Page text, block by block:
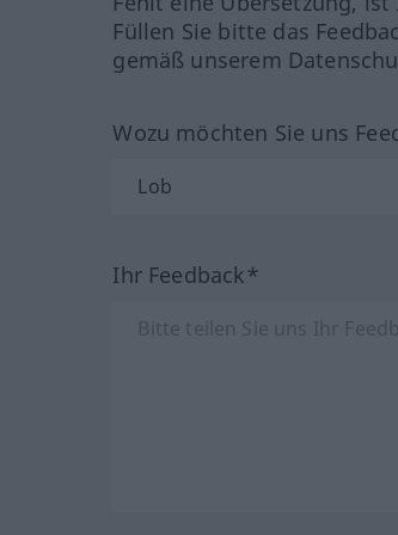
Füllen Sie bitte das
gemäß unserem
Wozu möchten Sie uns
Ihr Feedback*